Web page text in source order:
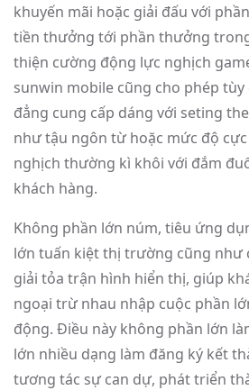
khuyến mãi hoặc giải đấu với
tiền thưởng tới phần thưởng
thiện cường động lực nghịch
sunwin mobile cũng cho phép
đẳng cung cấp dáng với seting
như tậu ngôn từ hoặc mức độ
nghịch thường kì khôi với đắm
khách hàng.
Không phần lớn núm, tiêu ứng
lớn tuấn kiệt thị trường cũng như
giải tỏa trận hình hiển thị, giúp
ngoại trừ nhau nhập cuộc phần
động. Điều này không phần lớn
lớn nhiều dạng làm đăng ký kết
tương tác sự can dự, phát triển